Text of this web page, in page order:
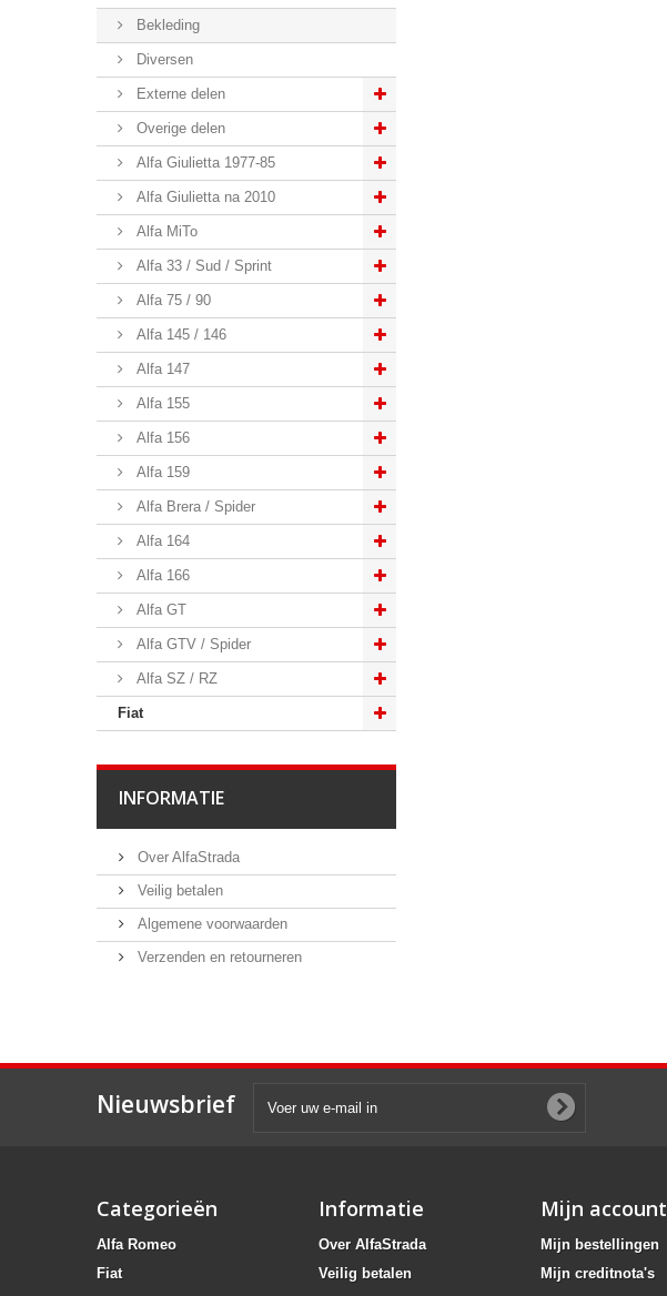
Bekleding
Diversen
Externe delen
Overige delen
Alfa Giulietta 1977-85
Alfa Giulietta na 2010
Alfa MiTo
Alfa 33 / Sud / Sprint
Alfa 75 / 90
Alfa 145 / 146
Alfa 147
Alfa 155
Alfa 156
Alfa 159
Alfa Brera / Spider
Alfa 164
Alfa 166
Alfa GT
Alfa GTV / Spider
Alfa SZ / RZ
Fiat
INFORMATIE
Over AlfaStrada
Veilig betalen
Algemene voorwaarden
Verzenden en retourneren
Nieuwsbrief
Categorieën
Alfa Romeo
Fiat
Informatie
Over AlfaStrada
Veilig betalen
Mijn account
Mijn bestellingen
Mijn creditnota's